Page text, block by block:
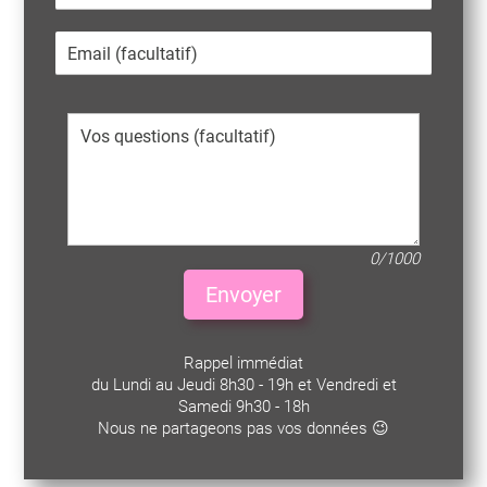
0/1000
Envoyer
Rappel immédiat
du Lundi au Jeudi 8h30 - 19h et Vendredi et
Samedi 9h30 - 18h
Nous ne partageons pas vos données 😉